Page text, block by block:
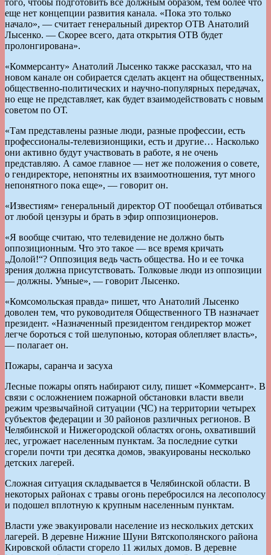
еще нет концепции развития канала. «Пока это только
начало», — считает генеральный директор ОТВ Анатолий
Лысенко. — Скорее всего, дата открытия ОТВ будет
пролонгирована».
«Коммерсанту» Анатолий Лысенко также рассказал, что на
новом канале он собирается сделать акцент на общественных,
общественно-политических и научно-популярных передачах,
но еще не представляет, как будет взаимодействовать с новым
советом по ОТ.
«Там представлены разные люди, разные профессии, есть
профессионалы-телевизионщики, есть и другие… Насколько
они активно будут участвовать в работе, я не очень
представляю. А самое главное — нет же положения о совете,
о гендиректоре, непонятны их взаимоотношения, тут много
непонятного пока еще», — говорит он.
«Известиям» генеральный директор ОТ пообещал отбиваться
от любой цензуры и брать в эфир оппозиционеров.
«Я вообще считаю, что телевидение не должно быть
оппозиционным. Что это такое — все время кричать
„Долой!“? Оппозиция ведь часть общества. Но и ее точка
зрения должна присутствовать. Толковые люди из оппозиции
— должны. Умные», — говорит Лысенко.
«Комсомольская правда» пишет, что Анатолий Лысенко
доволен тем, что руководителя Общественного ТВ назначает
президент. «Назначенный президентом гендиректор может
легче бороться с той шелупонью, которая облепляет власть»,
— полагает он.
Пожары, саранча и засуха
Лесные пожары опять набирают силу, пишет «Коммерсант». В
связи с осложнением пожарной обстановки власти ввели
режим чрезвычайной ситуации (ЧС) на территории четырех
субъектов федерации и 30 районов различных регионов. В
Челябинской и Нижегородской областях огонь, охвативший
лес, угрожает населенным пунктам. За последние сутки
сгорели почти три десятка домов, эвакуированы несколько
детских лагерей.
Сложная ситуация складывается в Челябинской области. В
некоторых районах с травы огонь перебросился на лесополосу
и подошел вплотную к крупным населенным пунктам.
Власти уже эвакуировали население из нескольких детских
лагерей. В деревне Нижние Шуни Вятскополянского района
Кировской области сгорело 11 жилых домов. В деревне